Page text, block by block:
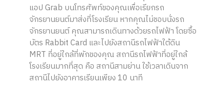
แอป Grab บนโทรศัพท์ของคุณเพื่อเรียกรถ
จักรยานยนต์มาส่งที่โรงเรียน หากคุณไม่ชอบนั่งรถ
จักรยานยนต์ คุณสามารถเดินทางด้วยรถไฟฟ้า โดยซื้อ
บัตร Rabbit Card และไปยังสถานีรถไฟฟ้าใต้ดิน
MRT ที่อยู่ใกล้ที่พักของคุณ สถานีรถไฟฟ้าที่อยู่ใกล้
โรงเรียนมากที่สุด คือ สถานีสามย่าน ใช้เวลาเดินจาก
สถานีไปยังอาคารเรียนเพียง 10 นาที